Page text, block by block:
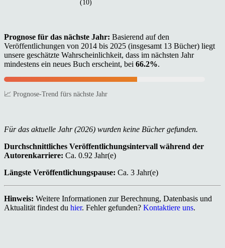
(10)
Prognose für das nächste Jahr: Basierend auf den
Veröffentlichungen von 2014 bis 2025 (insgesamt 13 Bücher) liegt
unsere geschätzte Wahrscheinlichkeit, dass im nächsten Jahr
mindestens ein neues Buch erscheint, bei 66.2%.
📈 Prognose-Trend fürs nächste Jahr
Für das aktuelle Jahr (2026) wurden keine Bücher gefunden.
Durchschnittliches Veröffentlichungsintervall während der
Autorenkarriere: Ca. 0.92 Jahr(e)
Längste Veröffentlichungspause: Ca. 3 Jahr(e)
Hinweis: Weitere Informationen zur Berechnung, Datenbasis und
Aktualität findest du hier. Fehler gefunden? Kontaktiere uns.